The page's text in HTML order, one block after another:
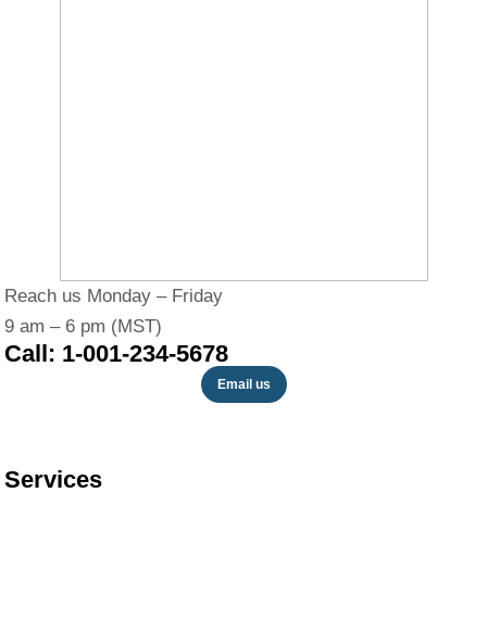
Reach us Monday – Friday
9 am – 6 pm (MST)
Call: 1-001-234-5678
Email us
Services